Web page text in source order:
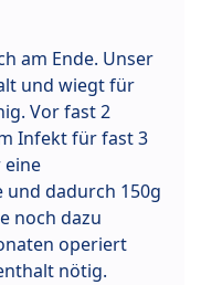
am Ende. Unser
und wiegt für
Vor fast 2
Infekt für fast 3
eine
dadurch 150g
noch dazu
operiert
nötig.